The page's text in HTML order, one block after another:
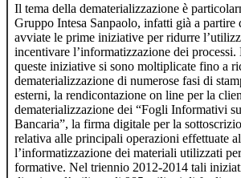
Il tema della dematerializzazione è
Gruppo Intesa Sanpaolo, infatti già a partire
avviate le prime iniziative per ridurre
incentivare l’informatizzazione dei
queste iniziative si sono moltiplicate fino a
dematerializzazione di numerose fasi di
esterni, la rendicontazione on line per la
dematerializzazione dei “Fogli Informativi
Bancaria”, la firma digitale per la
relativa alle principali operazioni effettuate
l’informatizzazione dei materiali utilizzati
formative. Nel triennio 2012-2014 tali